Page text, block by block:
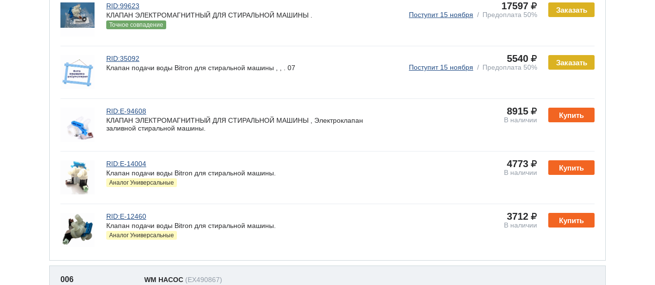
Заказать
RID:99623
КЛАПАН ЭЛЕКТРОМАГНИТНЫЙ ДЛЯ СТИРАЛЬНОЙ МАШИНЫ .
Точное совпадение
17597
Поступит 15 ноября Предоплата 50%
Заказать
RID:35092
Клапан подачи воды Bitron для стиральной машины , , . 07
5540
Поступит 15 ноября Предоплата 50%
Купить
RID:E-94608
КЛАПАН ЭЛЕКТРОМАГНИТНЫЙ ДЛЯ СТИРАЛЬНОЙ МАШИНЫ , Электроклапан
заливной стиральной машины.
8915
В наличии
Купить
RID:E-14004
Клапан подачи воды Bitron для стиральной машины.
Аналог Универсальные
4773
В наличии
Купить
RID:E-12460
Клапан подачи воды Bitron для стиральной машины.
Аналог Универсальные
3712
В наличии
006 WM НАСОС (EX490867)